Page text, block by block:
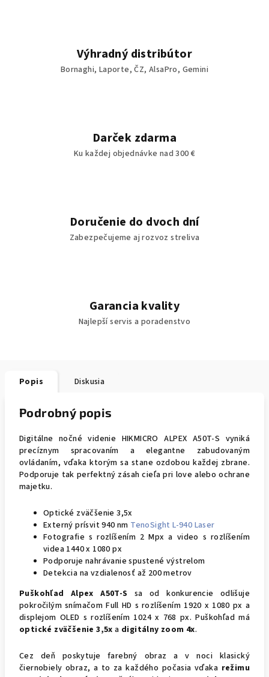
Výhradný distribútor
Bornaghi, Laporte, ČZ, AlsaPro, Gemini
Darček zdarma
Ku každej objednávke nad 300 €
Doručenie do dvoch dní
Zabezpečujeme aj rozvoz streliva
Garancia kvality
Najlepší servis a poradenstvo
Popis Diskusia
Podrobný popis
Digitálne nočné videnie HIKMICRO ALPEX A50T-S vyniká
precíznym spracovaním a elegantne zabudovaným
ovládaním, vďaka ktorým sa stane ozdobou každej zbrane.
Podporuje tak perfektný zásah cieľa pri love alebo ochrane
majetku.
Optické zväčšenie 3,5x
Externý prísvit 940 nm TenoSight L-940 Laser
Fotografie s rozlíšením 2 Mpx a video s rozlíšením
videa 1440 x 1080 px
Podporuje nahrávanie spustené výstrelom
Detekcia na vzdialenosť až 200 metrov
Puškohľad Alpex A50T-S sa od konkurencie odlišuje
pokročilým snímačom Full HD s rozlíšením 1920 x 1080 px a
displejom OLED s rozlíšením 1024 x 768 px. Puškohľad má
optické zväčšenie 3,5x a digitálny zoom 4x.
Cez deň poskytuje farebný obraz a v noci klasický
čiernobiely obraz, a to za každého počasia vďaka režimu